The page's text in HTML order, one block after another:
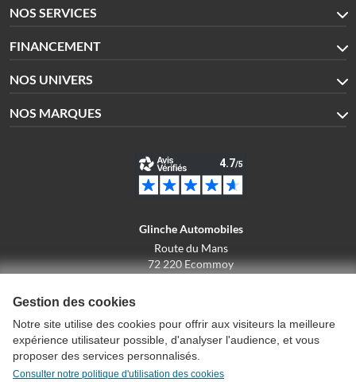
NOS SERVICES
FINANCEMENT
NOS UNIVERS
NOS MARQUES
Glinche Automobiles
Route du Mans
72 220 Ecommoy
Conditions générales de vente
Gestion des cookies
Notre site utilise des cookies pour offrir aux visiteurs la meilleure
expérience utilisateur possible, d'analyser l'audience, et vous
proposer des services personnalisés.
Consulter notre politique d'utilisation des cookies